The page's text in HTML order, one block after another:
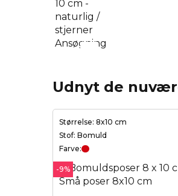
Udnyt de
Størrelse: 8x10 cm
Stof: Bomuld
Farve:
-9%